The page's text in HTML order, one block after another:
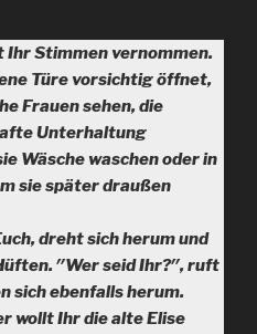
Ihr Stimmen vernommen.
Türe vorsichtig öffnet,
Frauen sehen, die
Unterhaltung
Wäsche waschen oder in
sie später draußen
dreht sich herum und
″Wer seid Ihr?″, ruft
sich ebenfalls herum.
wollt Ihr die alte Elise